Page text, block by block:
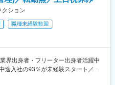
務
的なお取引社数を誇る当社。
数あり、当社だからこそ挑戦できる
でのキャリアチェンジを支援する制
の新しいキャリアを形成し、貴方の
広げる事が可能です。
クション
職種未経験歓迎
界出身者・フリーター出身者活躍中
途入社の93％が未経験スタート／座